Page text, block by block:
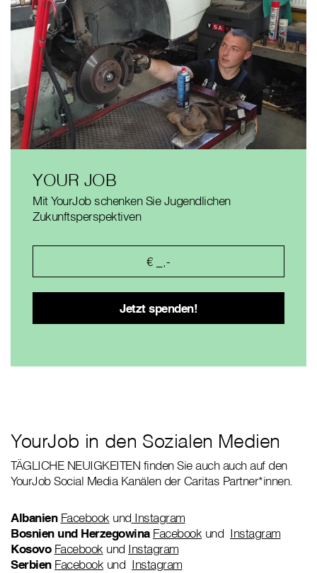
YOUR JOB
Mit YourJob schenken Sie Jugendlichen
Zukunftsperspektiven
YourJob in den Sozialen Medien
TÄGLICHE NEUIGKEITEN finden Sie auch auch auf den
YourJob Social Media Kanälen der Caritas Partner*innen.
Albanien Facebook und Instagram
Bosnien und Herzegowina Facebook und Instagram
Kosovo Facebook und Instagram
Serbien Facebook und Instagram